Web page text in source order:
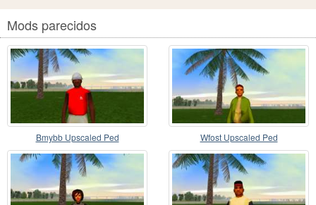
Mods parecidos
Bmybb Upscaled Ped Wfost Upscaled Ped